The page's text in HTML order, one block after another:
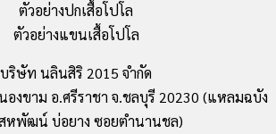
ตัวอย่างปกเสื้อโปโล
ตัวอย่างแขนเสื้อโปโล
บริษัท นลินสิริ 2015 จำกัด
งขาม อ.ศรีราชา จ.ชลบุรี 20230 (แหลมฉบัง
หพัฒน์ บ่อยาง ซอยตำนานชล)